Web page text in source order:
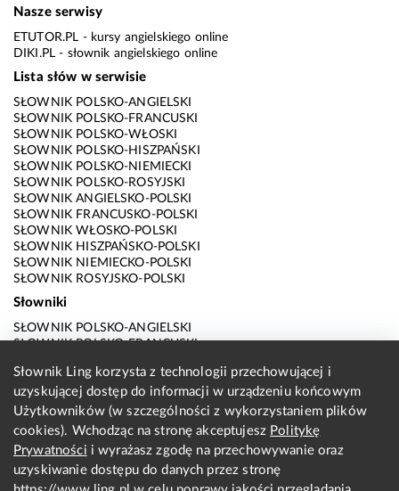
Nasze serwisy
ETUTOR.PL - kursy angielskiego online
DIKI.PL - słownik angielskiego online
Lista słów w serwisie
SŁOWNIK POLSKO-ANGIELSKI
SŁOWNIK POLSKO-FRANCUSKI
SŁOWNIK POLSKO-WŁOSKI
SŁOWNIK POLSKO-HISZPAŃSKI
SŁOWNIK POLSKO-NIEMIECKI
SŁOWNIK POLSKO-ROSYJSKI
SŁOWNIK ANGIELSKO-POLSKI
SŁOWNIK FRANCUSKO-POLSKI
SŁOWNIK WŁOSKO-POLSKI
SŁOWNIK HISZPAŃSKO-POLSKI
SŁOWNIK NIEMIECKO-POLSKI
SŁOWNIK ROSYJSKO-POLSKI
Słowniki
SŁOWNIK POLSKO-ANGIELSKI
SŁOWNIK POLSKO-FRANCUSKI
SŁOWNIK POLSKO-HISZPAŃSKI
SŁOWNIK POLSKO-NIEMIECKI
SŁOWNIK POLSKO-ROSYJSKI
SŁOWNIK ANGIELSKO-POLSKI
SŁOWNIK FRANCUSKO-POLSKI
SŁOWNIK WŁOSKO-POLSKI
SŁOWNIK HISZPAŃSKO-POLSKI
SŁOWNIK NIEMIECKO-POLSKI
Słownik Ling korzysta z technologii przechowującej i
uzyskującej dostęp do informacji w urządzeniu końcowym
Użytkowników (w szczególności z wykorzystaniem plików
cookies). Wchodząc na stronę akceptujesz Politykę
Prywatności i wyrażasz zgodę na przechowywanie oraz
uzyskiwanie dostępu do danych przez stronę